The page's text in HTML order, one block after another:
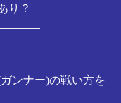
り？
ンナー)の戦い方を